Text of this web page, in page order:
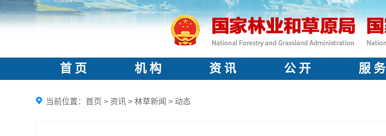
首 页 机 构 资 讯 公 开 服 务
当前位置： 首页 > 资讯 > 林草新闻 > 动态